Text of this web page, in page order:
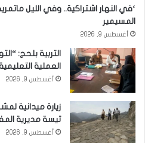
‘في النهار اشتراكية.. وفي الليل
المسيمير
أغسطس 9, 2026
التربية بلحج:
العملية
أغسطس 9, 2026
زيارة ميدانية
تيسة مديرية
أغسطس 9, 2026